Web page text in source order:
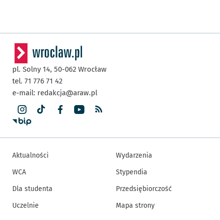
pl. Solny 14, 50-062 Wrocław
tel. 71 776 71 42
e-mail: redakcja@araw.pl
Aktualności
WCA
Dla studenta
Uczelnie
Wydarzenia
Stypendia
Przedsiębiorczość
Mapa strony